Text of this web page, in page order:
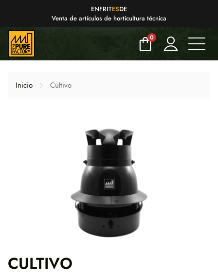
ENFRITESDE
Venta de artículos de horticultura técnica
0
Inicio Cultivo
CULTIVO